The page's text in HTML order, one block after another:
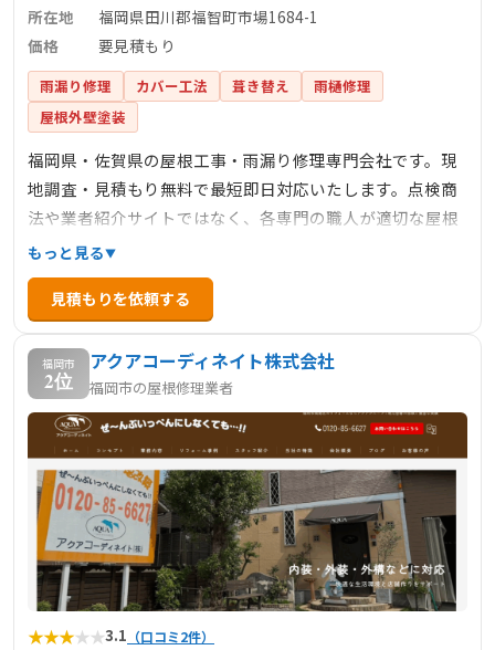
所在地
福岡県田川郡福智町市場1684-1
価格
要見積もり
雨漏り修理 カバー工法 葺き替え
雨樋修理
屋根外壁塗装
福岡県・佐賀県の屋根工事・雨漏り修理専門会社です。現
地調査・見積もり無料で最短即日対応いたします。点検商
法や業者紹介サイトではなく、各専門の職人が適切な屋根
工事を提供する会社です。責任施工で火災保険申請サポー
トも行っており、迅速・丁寧に適正料金にて対応いたしま
す。
もっと見る
見積もりを依頼する
福岡市
2位
アクアコーディネイト株式会社
福岡市の屋根修理業者
★★★★★3.1 （口コミ2件）